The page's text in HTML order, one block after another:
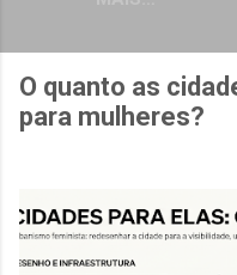
O quanto as
para mulheres?